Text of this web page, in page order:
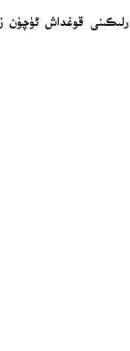
قوغداش ئۈچۈن